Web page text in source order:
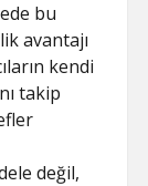
bu
avantajı
kendi
takip
değil,